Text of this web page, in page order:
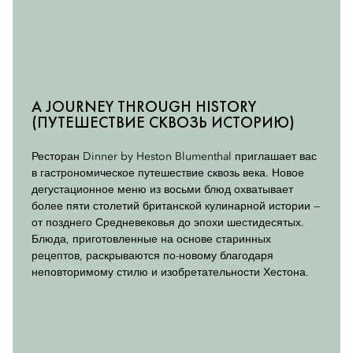
A JOURNEY THROUGH HISTORY
(ПУТЕШЕСТВИЕ СКВОЗЬ ИСТОРИЮ)
Ресторан Dinner by Heston Blumenthal приглашает вас
в гастрономическое путешествие сквозь века. Новое
дегустационное меню из восьми блюд охватывает
более пяти столетий британской кулинарной истории —
от позднего Средневековья до эпохи шестидесятых.
Блюда, приготовленные на основе старинных
рецептов, раскрываются по-новому благодаря
неповторимому стилю и изобретательности Хестона.
путешествие с дегустацией блюд в обратном порядке.
Меню для этой дегустации было создано на основе
Блюменталя, отмеченного тремя звездами Мишлен,
где по четвергам гостей радуют дегустацией блюд в
обратном порядке. Теперь и в ресторане Dinner by
Heston Blumenthal вы сможете попробовать
фирменные блюда в неожиданной
последовательности. Насладитесь этим необычным
форматом ужина — от десерта к закуске — который
подают только за столиком шефа и в отдельной